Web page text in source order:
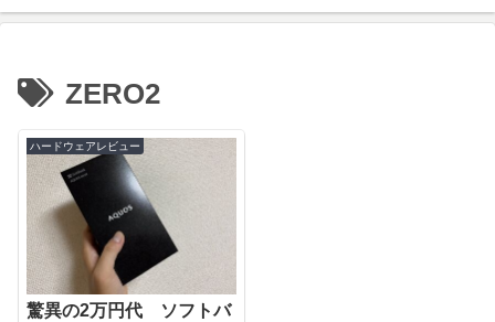
ZERO2
ハードウェアレビュー
驚異の2万円代 ソフトバ